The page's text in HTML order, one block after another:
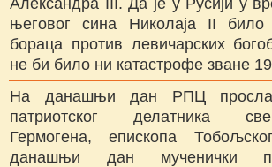
његовог сина Николаја II
бораца против левичарских
не би било ни катастрофе зване
На данашњи дан РПЦ
патриотског делатника
Гермогена, епископа
данашњи дан мученички